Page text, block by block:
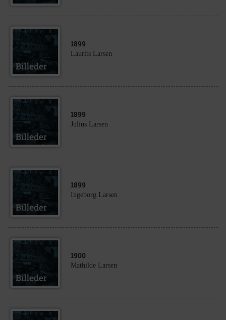
1899
Laurits Larsen
1899
Julius Larsen
1899
Ingeborg Larsen
1900
Mathilde Larsen